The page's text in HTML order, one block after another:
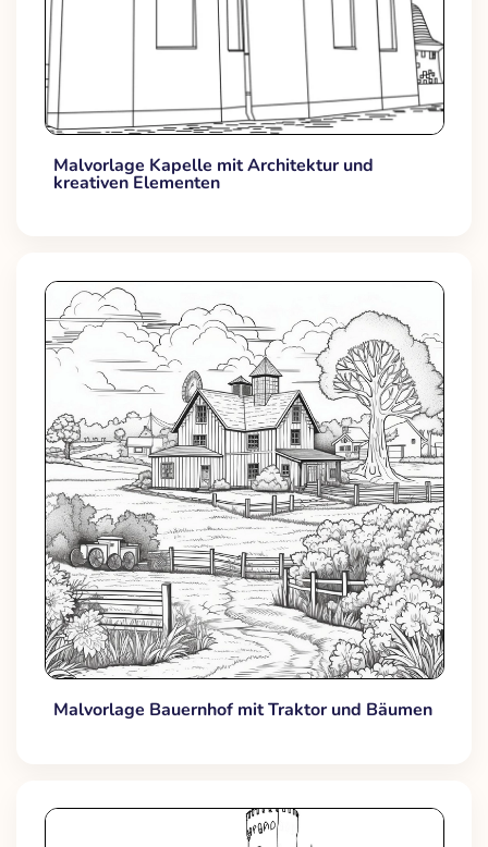
Malvorlage Kapelle mit Architektur und
kreativen Elementen
Malvorlage Bauernhof mit Traktor und Bäumen